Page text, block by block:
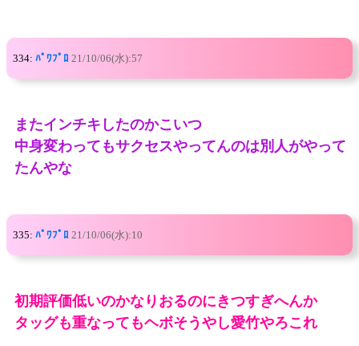
334: ﾊﾟﾜﾌﾟﾛ 21/10/06(水):57
またインチキしたのかこいつ
中身変わってもサクセスやってんのは別人がやって
たんやな
335: ﾊﾟﾜﾌﾟﾛ 21/10/06(水):10
初期評価低いのかなりおるのにきつすぎへんか
タッグも重なってもヘボそうやし愛竹やろこれ